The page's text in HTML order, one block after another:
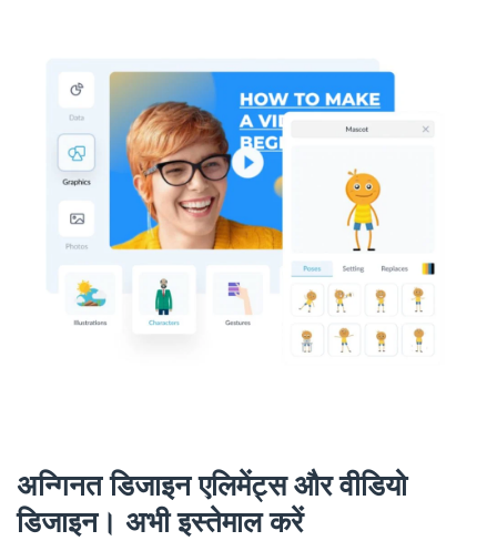
अन्गिनत डिजाइन एलिमेंट्स और वीडियो
डिजाइन। अभी इस्तेमाल करें